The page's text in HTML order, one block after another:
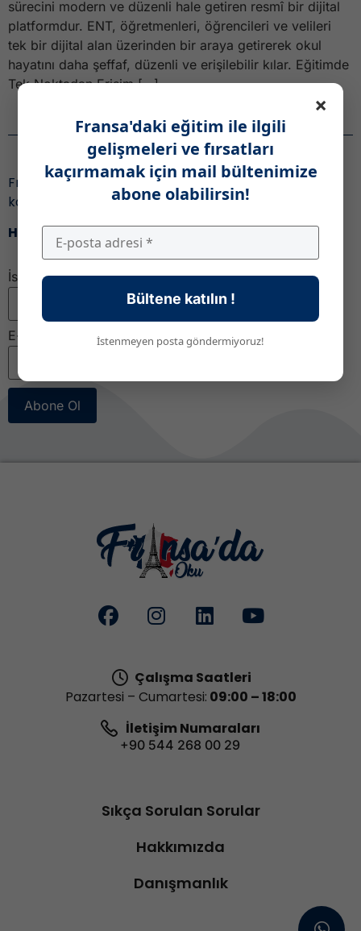
sürecini modern ve düzenli hale getiren resmî bir dijital
platformdur. ENT, öğretmenleri, öğrencileri ve velileri
tek bir dijital alan üzerinden bir araya getirerek okul
hayatını daha şeffaf, düzenli ve erişilebilir kılar. Eğitimde
Tek Noktadan Erişim […]
Haber Bülteni
Fransa’daki eğitim ile ilgili gelişmeleri ve fırsatları
kaçırmamak için,
Haber bültenimize katıl!
İsim
E-posta
Abone Ol
Çalışma Saatleri
Pazartesi – Cumartesi: 09:00 – 18:00
İletişim Numaraları
+90 544 268 00 29
Sıkça Sorulan Sorular
Hakkımızda
Danışmanlık
×
Fransa'daki eğitim ile ilgili
gelişmeleri ve fırsatları
kaçırmamak için mail bültenimize
abone olabilirsin!
Bültene katılın !
İstenmeyen posta göndermiyoruz!